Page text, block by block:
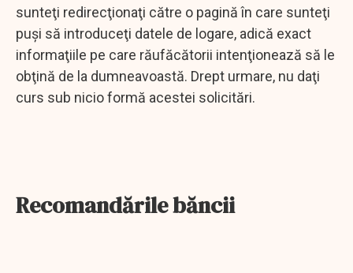
sunteţi redirecţionaţi către o pagină în care sunteţi
puşi să introduceţi datele de logare, adică exact
informaţiile pe care răufăcătorii intenţionează să le
obţină de la dumneavoastă. Drept urmare, nu daţi
curs sub nicio formă acestei solicitări.
Recomandările băncii